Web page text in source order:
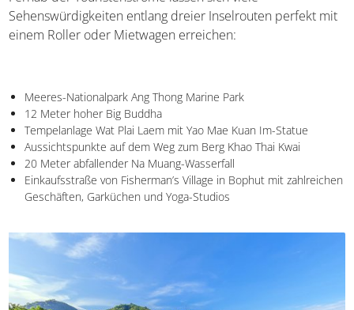
Fernab der Touristenströme lassen sich viele
Sehenswürdigkeiten entlang dreier Inselrouten perfekt
Meeres-Nationalpark Ang Thong Marine Park
12 Meter hoher Big Buddha
Tempelanlage Wat Plai Laem mit Yao Mae Kuan Im-Statue
Aussichtspunkte auf dem Weg zum Berg Khao Thai Kwai
20 Meter abfallender Na Muang-Wasserfall
Einkaufsstraße von Fisherman’s Village in Bophut mit